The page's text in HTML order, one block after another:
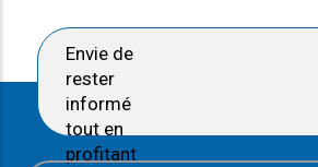
Envie de
rester
informé
tout en
profitant